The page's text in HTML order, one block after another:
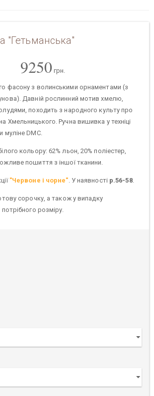
"Гетьманська"
9250грн.
фасону з волинськими орнаментами (з
Давній рослинний мотив хмелю,
походить з народного культу про
Хмельницького. Ручна вишивка у техніці
муліне DMC.
кольору: 62% льон, 20% поліестер,
пошиття з іншої тканини.
"Червоне і чорне" . У наявності р.56-58.
сорочку, а також у випадку
розміру.